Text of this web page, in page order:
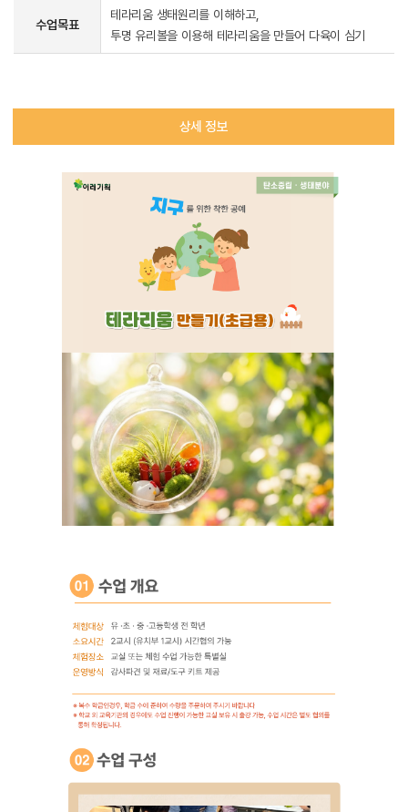
수업목표
테라리움 생태원리를 이해하고,
투명 유리볼을 이용해 테라리움을 만들어 다육이 심기
상세 정보